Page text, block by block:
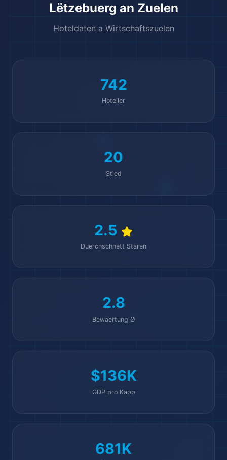
Lëtzebuerg an Zuelen
Hoteldaten a Wirtschaftszuelen
742
Hoteller
20
Stied
2.5
Duerchschnëtt Stären
2.8
Bewäertung Ø
$136K
GDP pro Kapp
681K